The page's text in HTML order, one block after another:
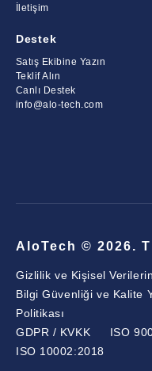
İletişim
Destek
Satış Ekibine Yazın
Teklif Alın
Canlı Destek
info@alo-tech.com
AloTech © 2026.
Gizlilik ve Kişisel
Bilgi Güvenliği ve Kalite
Politikası
GDPR / KVKK
ISO
ISO 10002:2018